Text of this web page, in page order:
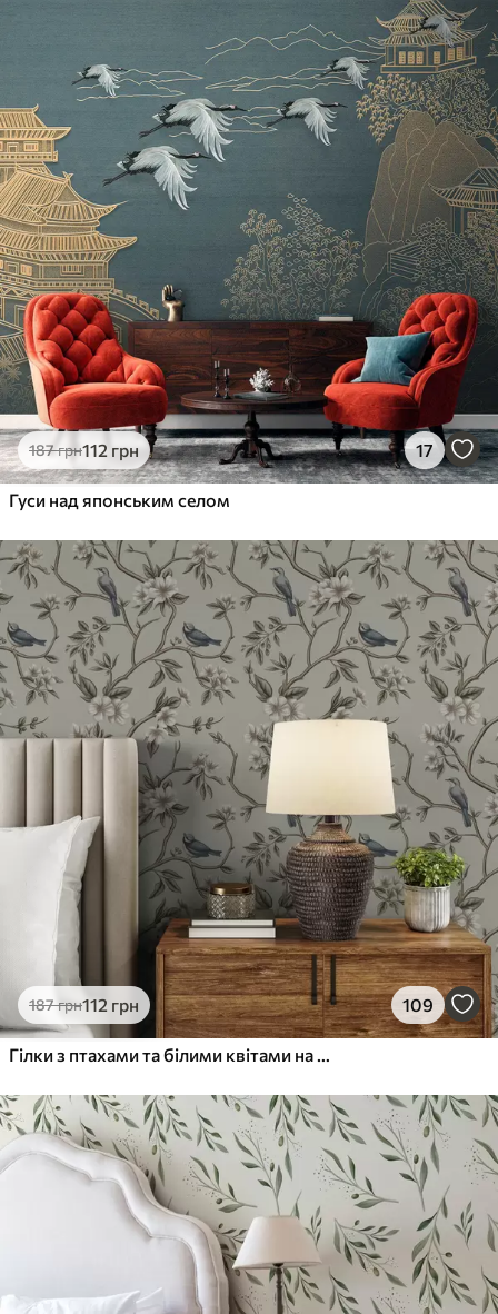
187грн112 грн 17
Гуси над японським селом
187грн112 грн 109
Гілки з птахами та білими квітами на ніжному тлі